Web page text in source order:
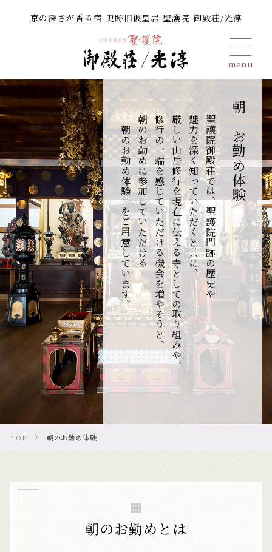
京の深さが香る宿 史跡旧仮皇居 聖護院 御殿荘/光淳
朝のお勤め体験
聖護院御殿荘では、聖護院門跡の歴史や
魅力を深く知っていただくと共に、
厳しい山岳修行を現在に伝える寺としての取り組みや、
修行の一端を感じていただける機会を増やそうと、
朝のお勤めに参加していただける
「朝のお勤め体験」をご用意しています。
TOP 朝のお勤め体験
朝のお勤めとは